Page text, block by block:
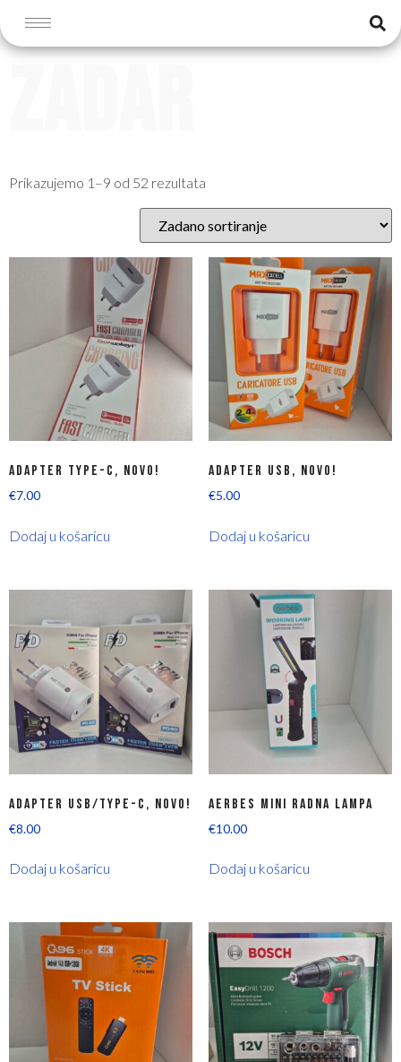
Početna
Prikazujemo 1–9 od 52 rezultata
ADAPTER TYPE-C, NOVO!
€7.00
Dodaj u košaricu
ADAPTER USB, NOVO!
€5.00
Dodaj u košaricu
ADAPTER USB/TYPE-C, NOVO!
€8.00
Dodaj u košaricu
AERBES MINI RADNA LAMPA
€10.00
Dodaj u košaricu